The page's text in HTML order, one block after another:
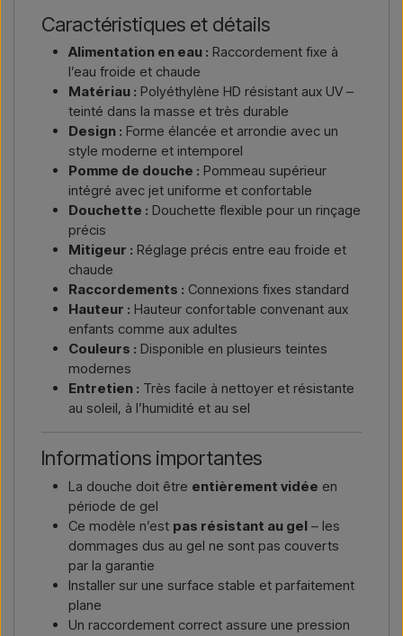
Caractéristiques et détails
Alimentation en eau : Raccordement fixe à
l’eau froide et chaude
Matériau : Polyéthylène HD résistant aux UV –
teinté dans la masse et très durable
Design : Forme élancée et arrondie avec un
style moderne et intemporel
Pomme de douche : Pommeau supérieur
intégré avec jet uniforme et confortable
Douchette : Douchette flexible pour un rinçage
précis
Mitigeur : Réglage précis entre eau froide et
chaude
Raccordements : Connexions fixes standard
Hauteur : Hauteur confortable convenant aux
enfants comme aux adultes
Couleurs : Disponible en plusieurs teintes
modernes
Entretien : Très facile à nettoyer et résistante
au soleil, à l’humidité et au sel
Informations importantes
La douche doit être entièrement vidée en
période de gel
Ce modèle n’est pas résistant au gel – les
dommages dus au gel ne sont pas couverts
par la garantie
Installer sur une surface stable et parfaitement
plane
Un raccordement correct assure une pression